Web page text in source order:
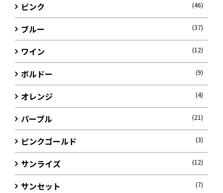
ピンク (46)
ブルー (37)
ワイン (12)
ボルドー (9)
オレンジ (4)
パープル (21)
ピンクゴールド (3)
サンライズ (12)
サンセット (7)